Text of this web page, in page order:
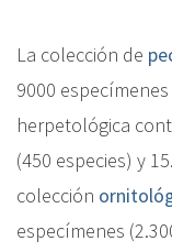
La colección de
9000
herpetológica
(450 especies) y
colección
especímenes